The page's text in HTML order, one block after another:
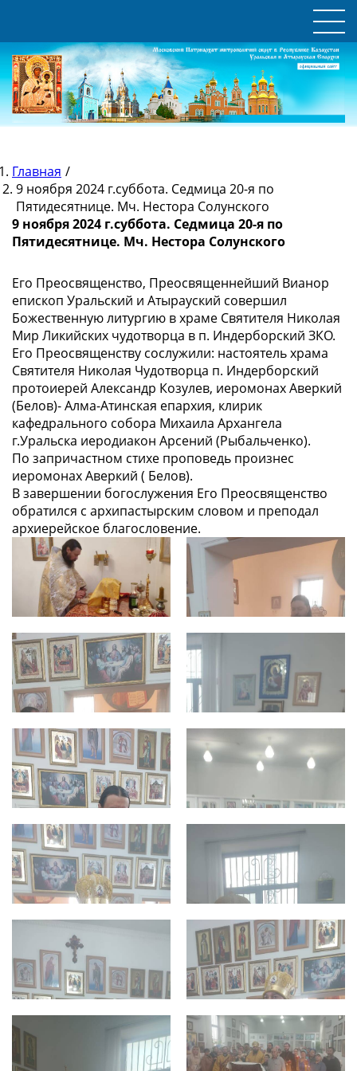
Главная /
9 ноября 2024 г.суббота. Седмица 20-я по
Пятидесятнице. Мч. Нестора Солунского
9 ноября 2024 г.суббота. Седмица 20-я по
Пятидесятнице. Мч. Нестора Солунского
Его Преосвященство, Преосвященнейший Вианор
епископ Уральский и Атырауский совершил
Божественную литургию в храме Святителя Николая
Мир Ликийских чудотворца в п. Индерборский ЗКО.
Его Преосвященству сослужили: настоятель храма
Святителя Николая Чудотворца п. Индерборский
протоиерей Александр Козулев, иеромонах Аверкий
(Белов)- Алма-Атинская епархия, клирик
кафедрального собора Михаила Архангела
г.Уральска иеродиакон Арсений (Рыбальченко).
По запричастном стихе проповедь произнес
иеромонах Аверкий ( Белов).
В завершении богослужения Его Преосвященство
обратился с архипастырским словом и преподал
архиерейское благословение.